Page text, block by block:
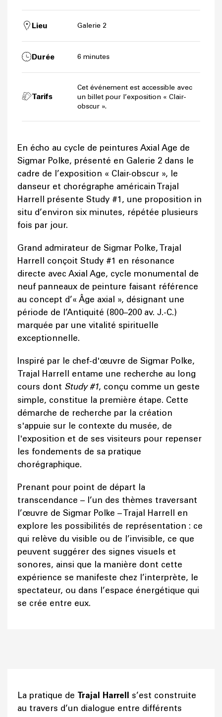
Lieu Galerie 2
Durée 6 minutes
Tarifs
Cet événement est accessible avec
un billet pour l’exposition « Clair-
obscur ».
En écho au cycle de peintures Axial Age de
Sigmar Polke, présenté en Galerie 2 dans le
cadre de l’exposition « Clair-obscur », le
danseur et chorégraphe américain Trajal
Harrell présente Study #1, une proposition in
situ d’environ six minutes, répétée plusieurs
fois par jour.
Grand admirateur de Sigmar Polke, Trajal
Harrell conçoit Study #1 en résonance
directe avec Axial Age, cycle monumental de
neuf panneaux de peinture faisant référence
au concept d’« Âge axial », désignant une
période de l’Antiquité (800–200 av. J.-C.)
marquée par une vitalité spirituelle
exceptionnelle.
Inspiré par le chef-d'œuvre de Sigmar Polke,
Trajal Harrell entame une recherche au long
cours dont Study #1, conçu comme un geste
simple, constitue la première étape. Cette
démarche de recherche par la création
s'appuie sur le contexte du musée, de
l'exposition et de ses visiteurs pour repenser
les fondements de sa pratique
chorégraphique.
Prenant pour point de départ la
transcendance – l’un des thèmes traversant
l’œuvre de Sigmar Polke – Trajal Harrell en
explore les possibilités de représentation : ce
qui relève du visible ou de l’invisible, ce que
peuvent suggérer des signes visuels et
sonores, ainsi que la manière dont cette
expérience se manifeste chez l’interprète, le
spectateur, ou dans l’espace énergétique qui
se crée entre eux.
La pratique de Trajal Harrell s’est construite
au travers d’un dialogue entre différents